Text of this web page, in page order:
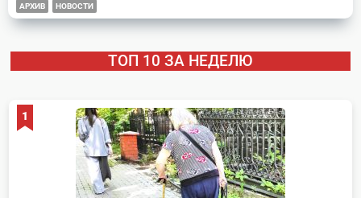
АРХИВ НОВОСТИ
ТОП 10 ЗА НЕДЕЛЮ